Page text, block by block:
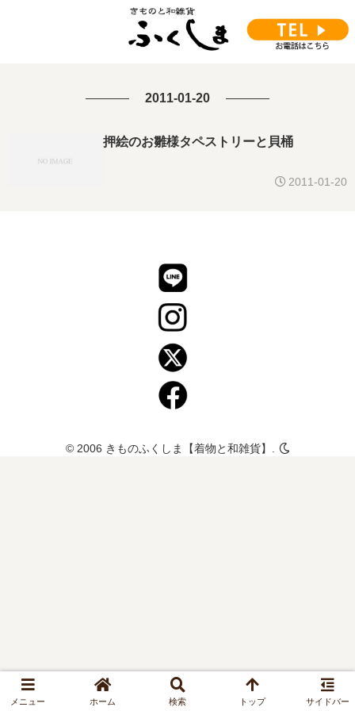
2011-01-20
押絵のお雛様タペストリーと貝桶
2011-01-20
© 2006 きものふくしま【着物と和雑貨】.
メニュー ホーム 検索 トップ サイドバー